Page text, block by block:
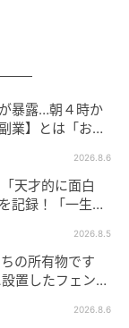
暴露…朝４時か
業】とは「お金
2026.8.6
天才的に面白
記録！「一生言
2026.8.5
の所有物です
置したフェン
2026.8.6